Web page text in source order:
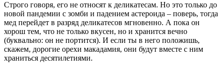
Строго говоря, его не относят к деликатесам. Но это только до
новой пандемии с зомби и падением астероида – поверь, тогда
мед перейдет в разряд деликатесов мгновенно. А пока он
хорош тем, что не только вкусен, но и хранится вечно
(буквально: он не портится). И если ты в него положишь,
скажем, дорогие орехи макадамия, они будут вместе с ним
храниться десятилетиями.